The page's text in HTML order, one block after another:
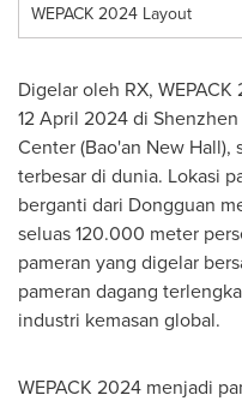
WEPACK 2024 Layout
Digelar oleh RX,
12 April 2024di
Center (Bao'an New Hall),
terbesar di dunia. Lokasi
berganti dari Dongguan
seluas 120.000 meter
pameran yang digelar
pameran dagang
industri kemasan global.
WEPACK 2024 menjadi